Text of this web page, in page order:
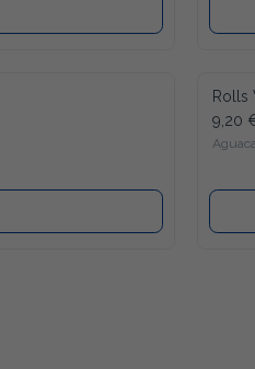
Rolls
9,20